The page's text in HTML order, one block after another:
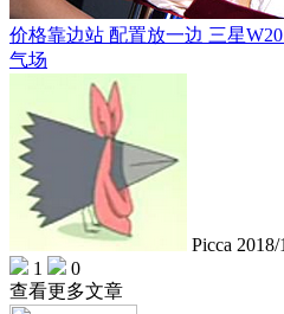
价格靠边站 配置放一边 三星
气场
Picca 2018/
1
0
查看更多文章